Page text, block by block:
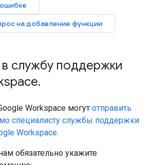
на добавление функции
службу поддержки
.
Workspace могут отправить
специалисту службы поддержки
Workspace.
обязательно укажите